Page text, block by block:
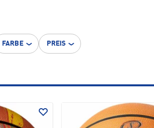
FARBE PREIS